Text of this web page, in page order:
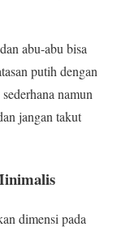
abu-abu bisa
putih dengan
namun
jangan takut
dimensi pada